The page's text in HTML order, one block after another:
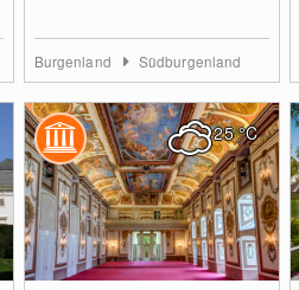
Burgenland Südburgenland
25°C